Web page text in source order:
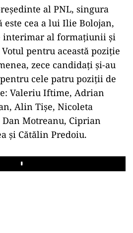
al PNL, singura
este cea a lui Ilie Bolojan,
interimar al formațiunii și
pentru această poziție
zece candidați și-au
cele patru poziții de
Valeriu Iftime, Adrian
Alin Tișe, Nicoleta
Motreanu, Ciprian
și Cătălin Predoiu.
Play